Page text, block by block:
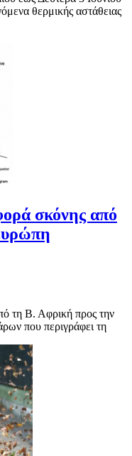
θερμικής αστάθειας
σκόνης από
τη Β. Αφρική προς την
που περιγράφει τη